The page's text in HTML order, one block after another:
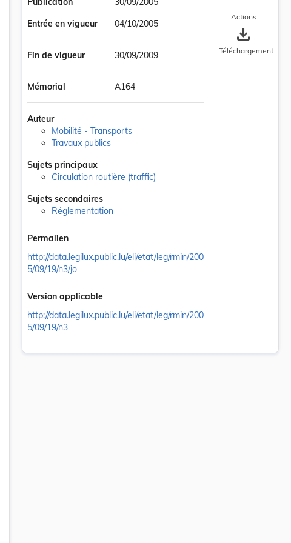
Entrée en vigueur
04/10/2005
Fin de vigueur 30/09/2009
Mémorial A164
Auteur
Mobilité - Transports
Travaux publics
Sujets principaux
Circulation routière (traffic)
Sujets secondaires
Réglementation
Permalien
http://data.legilux.public.lu/eli/etat/leg/rmin/200
5/09/19/n3/jo
Version applicable
http://data.legilux.public.lu/eli/etat/leg/rmin/200
5/09/19/n3
Actions
save_alt
Téléchargement